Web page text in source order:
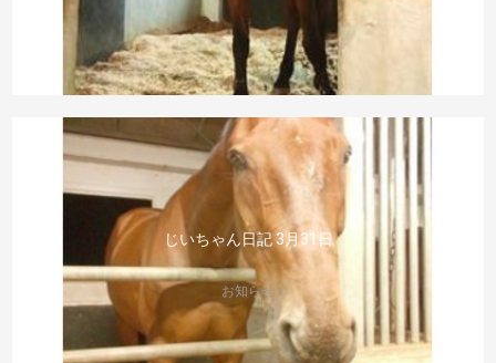
じいちゃん日記 3月31日
お知らせ